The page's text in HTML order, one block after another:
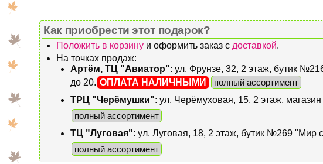
Как приобрести этот подарок?
Положить в корзину и оформить заказ сдоставкой.
На точках продаж:
Артём, ТЦ "Авиатор": ул. Фрунзе, 32, 2 этаж, бутик
до 20. ОПЛАТА НАЛИЧНЫМИ
полный ассортимент
ТРЦ "Черёмушки": ул. Черёмуховая, 15, 2 этаж,
полный ассортимент
ТЦ "Луговая": ул. Луговая, 18, 2 этаж, бутик №269 "Мир
полный ассортимент